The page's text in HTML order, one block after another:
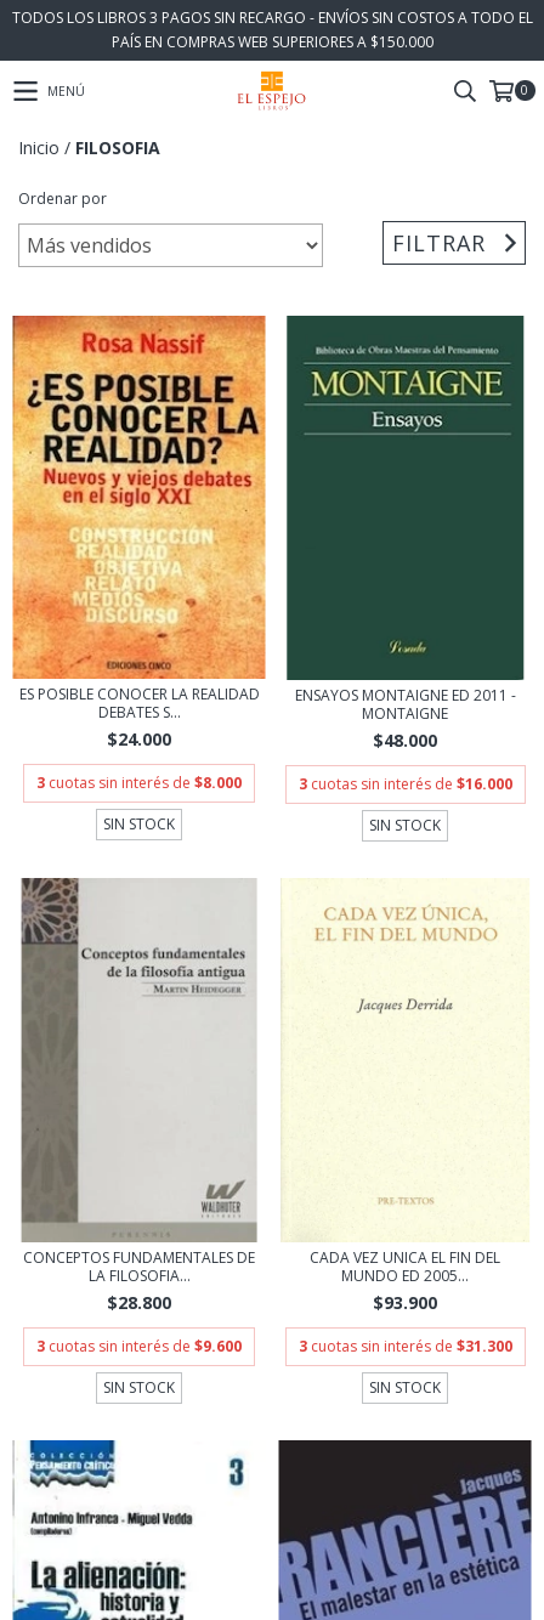
TODOS LOS LIBROS 3 PAGOS SIN RECARGO - ENVÍOS SIN COSTOS A TODO EL
PAÍS EN COMPRAS WEB SUPERIORES A $150.000
MENÚ 0
Inicio / FILOSOFIA
Ordenar por
FILTRAR
ES POSIBLE CONOCER LA REALIDAD
DEBATES S...
$24.000
3 cuotas sin interés de $8.000
SIN STOCK
ENSAYOS MONTAIGNE ED 2011 -
MONTAIGNE
$48.000
3 cuotas sin interés de $16.000
SIN STOCK
CONCEPTOS FUNDAMENTALES DE
LA FILOSOFIA...
$28.800
3 cuotas sin interés de $9.600
SIN STOCK
CADA VEZ UNICA EL FIN DEL
MUNDO ED 2005...
$93.900
3 cuotas sin interés de $31.300
SIN STOCK